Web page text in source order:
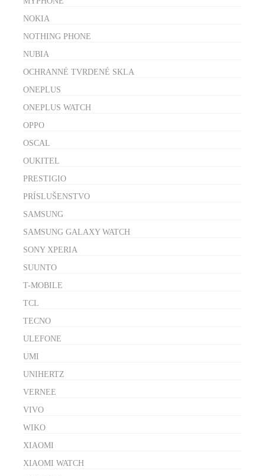
NOKIA
NOTHING PHONE
NUBIA
OCHRANNÉ TVRDENÉ SKLA
ONEPLUS
ONEPLUS WATCH
OPPO
OSCAL
OUKITEL
PRESTIGIO
PRÍSLUŠENSTVO
SAMSUNG
SAMSUNG GALAXY WATCH
SONY XPERIA
SUUNTO
T-MOBILE
TCL
TECNO
ULEFONE
UMI
UNIHERTZ
VERNEE
VIVO
WIKO
XIAOMI
XIAOMI WATCH